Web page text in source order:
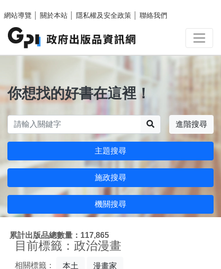
網站導覽
關於本站 隱私權及安全政策 聯絡我們
你想找的好書在這裡！
進階搜尋
主題搜尋
施政搜尋
機關搜尋
累計出版品總數量：117,865
目前標籤：政治漫畫
相關標籤： 本土 漫畫家